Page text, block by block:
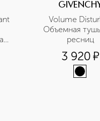
Volume
Объемная
ресниц
3 920¤